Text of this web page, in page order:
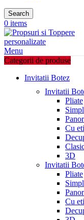
Search
0 items
Menu
Categorii de produse
Invitatii Botez
Invitatii
Pliate
Cu
3D
Invitatii
Pliate
Cu